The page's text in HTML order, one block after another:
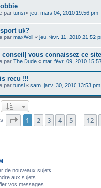
par tunsi « jeu. mars 04, 2010 19:56 pm
uk?
par maxWoil « jeu. févr. 11, 2010 21:52
conseil] vous connaissez ce site
par The Dude « mar. févr. 09, 2010
recu !!!
par tunsi « sam. janv. 30, 2010 13:53 pm
Page 1sur12
1 2 3 4 5 12
de nouveaux sujets
aux sujets
vos messages